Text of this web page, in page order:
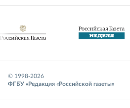
© 1998-2026
ФГБУ «Редакция «Российской газеты»